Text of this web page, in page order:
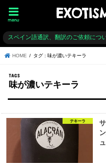
menu
スペイン語通訳、翻訳のご依頼につ
HOME タグ : 味が濃いテキーラ
味が濃いテキーラ
テキーラ